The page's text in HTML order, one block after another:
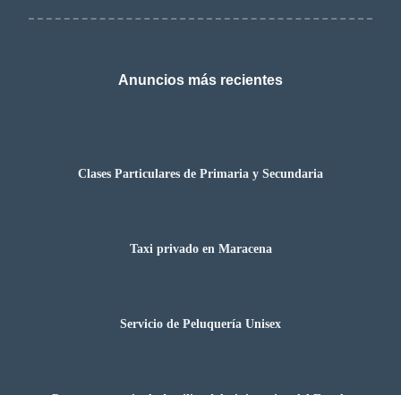
Anuncios más recientes
Clases Particulares de Primaria y Secundaria
Taxi privado en Maracena
Servicio de Peluquería Unisex